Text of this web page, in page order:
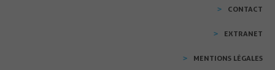
CONTACT
EXTRANET
MENTIONS LÉGALES